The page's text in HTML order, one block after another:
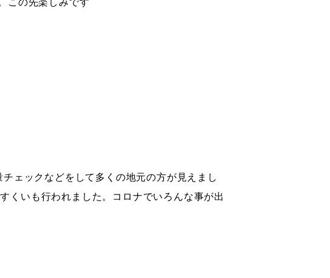
この先楽しみです
ェックなどをして多くの地元の方が見えまし
くいも行われました。コロナでいろんな事が出